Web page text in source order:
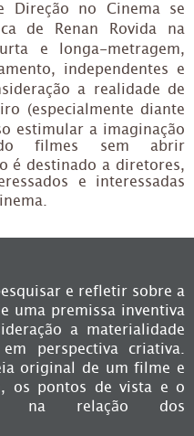
Direção no Cinema se
de Renan Rovida na
e longa-metragem,
independentes e
a realidade de
(especialmente diante
estimular a imaginação
filmes sem abrir
é destinado a diretores,
e interessadas
e refletir sobre a
uma premissa inventiva
a materialidade
perspectiva criativa.
original de um filme e
os pontos de vista e o
na relação dos